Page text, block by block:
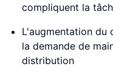
compliquent la
L'augmentation du
la demande de
distribution